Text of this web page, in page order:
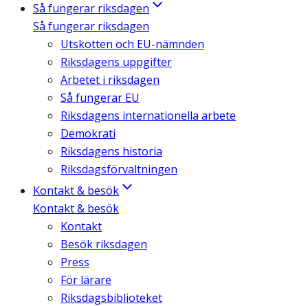
Så fungerar riksdagen
Så fungerar riksdagen
Utskotten och EU-nämnden
Riksdagens uppgifter
Arbetet i riksdagen
Så fungerar EU
Riksdagens internationella arbete
Demokrati
Riksdagens historia
Riksdagsförvaltningen
Kontakt & besök
Kontakt & besök
Kontakt
Besök riksdagen
Press
För lärare
Riksdagsbiblioteket